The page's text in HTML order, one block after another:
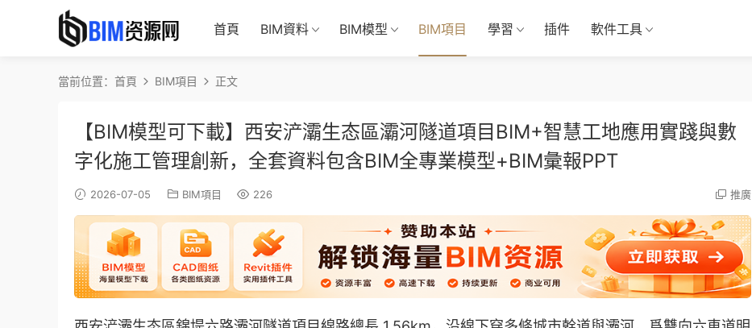
首頁 BIM資料 BIM模型 BIM項目 學習 插件 軟件工具
當前位置： 首頁 BIM項目 正文
【BIM模型可下載】西安浐灞生态區灞河隧道項目BIM+智慧工地應用實踐與數
字化施工管理創新，全套資料包含BIM全專業模型+BIM彙報PPT
2026-07-05 BIM項目 226 推廣